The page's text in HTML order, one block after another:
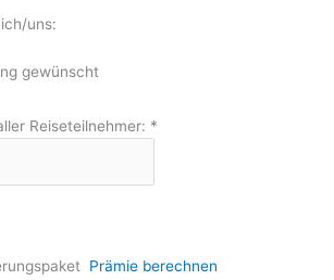
uns:
gewünscht
Reiseteilnehmer: *
Prämie berechnen